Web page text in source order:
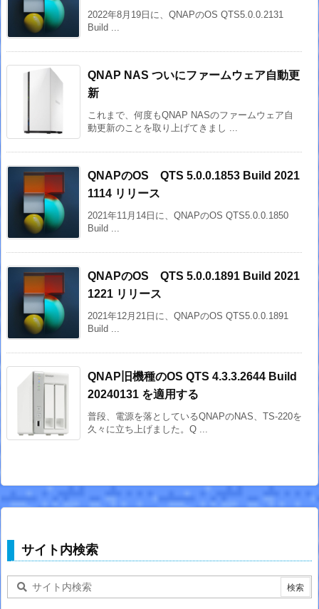
2022年8月19日に、QNAPのOS QTS5.0.0.2131
Build ...
QNAP NAS ついにファームウェア自動更
新
これまで、何度もQNAP NASのファームウェア自
動更新のことを取り上げてきまし ...
QNAPのOS QTS 5.0.0.1853 Build 2021
1114 リリース
2021年11月14日に、QNAPのOS QTS5.0.0.1850
Build ...
QNAPのOS QTS 5.0.0.1891 Build 2021
1221 リリース
2021年12月21日に、QNAPのOS QTS5.0.0.1891
Build ...
QNAP旧機種のOS QTS 4.3.3.2644 Build
20240131 を適用する
普段、電源を落としているQNAPのNAS、TS-220を
久々に立ち上げました。Q ...
サイト内検索